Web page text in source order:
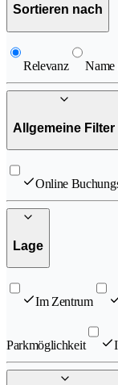
Sortieren nach
Relevanz
Allgemeine Filter
Online
Lage
Im Zentrum
Parkmöglichkeit